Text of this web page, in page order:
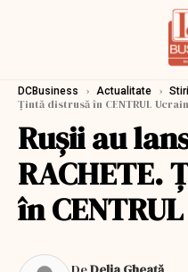
DCBusiness › Actualitate › Stiri
Țintă distrusă în CENTRUL
Rușii au
RACHETE.
în